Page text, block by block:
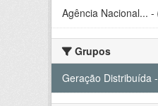
Agência Nacional... -
Grupos
Geração Distribuída -